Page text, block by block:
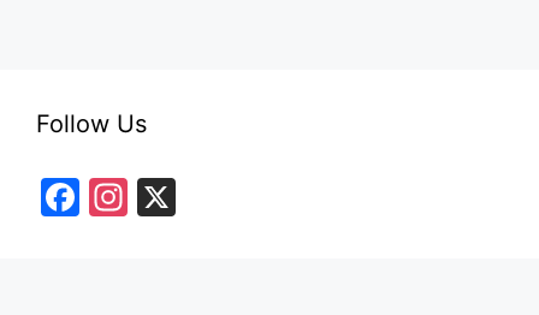
Follow Us
F
In